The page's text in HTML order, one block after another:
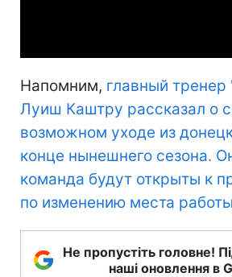
Напомним, главный
Луиш Каштру рассказал о
возможном уходе из
конце нынешнего сезона.
команда будут открыты к
по изменению места работы
Не пропустіть головне!
наші оновлення в